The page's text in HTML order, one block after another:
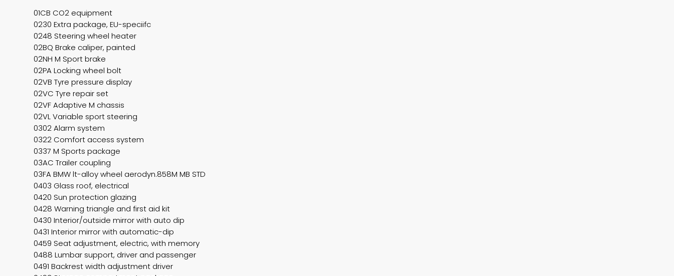
01CB CO2 equipment
0230 Extra package, EU-speciifc
0248 Steering wheel heater
02BQ Brake caliper, painted
02NH M Sport brake
02PA Locking wheel bolt
02VB Tyre pressure display
02VC Tyre repair set
02VF Adaptive M chassis
02VL Variable sport steering
0302 Alarm system
0322 Comfort access system
0337 M Sports package
03AC Trailer coupling
03FA BMW lt-alloy wheel aerodyn.858M MB STD
0403 Glass roof, electrical
0420 Sun protection glazing
0428 Warning triangle and first aid kit
0430 Interior/outside mirror with auto dip
0431 Interior mirror with automatic-dip
0459 Seat adjustment, electric, with memory
0488 Lumbar support, driver and passenger
0491 Backrest width adjustment driver